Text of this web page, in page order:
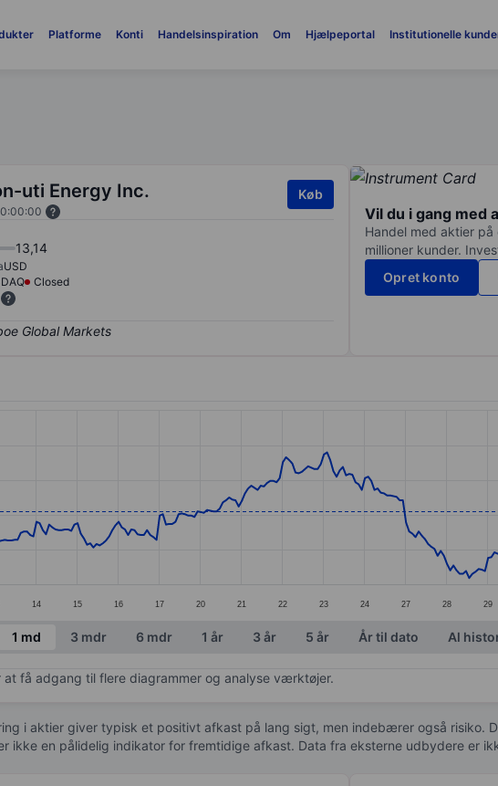
Platforme Konti Handelsinspiration Om Hjælpeportal Institutionelle
uti Energy Inc.
Køb
13,14
USD
Closed
Vil du i gang med
Handel med aktier
millioner kunder.
Opret konto
displaying values. Data ranges from 9.09 to 10.9.
14 15 16 17 20 21 22 23 24 27 28 29
1 md 3 mdr 6 mdr 1 år 3 år 5 år År til dato Al
at få adgang til flere diagrammer og analyse værktøjer.
i aktier giver typisk et positivt afkast på lang sigt, men indebærer også risiko.
ikke en pålidelig indikator for fremtidige afkast. Data fra eksterne udbydere er